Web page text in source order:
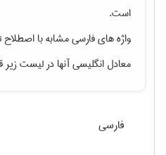
است.
واژه های فارسی مشابه با
معادل انگلیسی آنها در لیست
فارسی